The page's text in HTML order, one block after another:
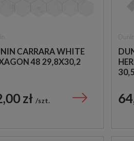
CARRARA WHITE
48 29,8X30,2
zł szt.